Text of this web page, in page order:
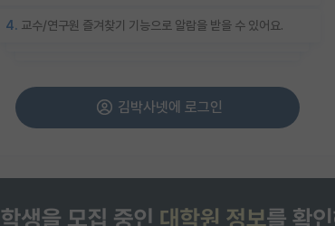
4. 교수/연구원 즐겨찾기 기능으로 알람을 받을 수 있어요.
김박사넷에 로그인